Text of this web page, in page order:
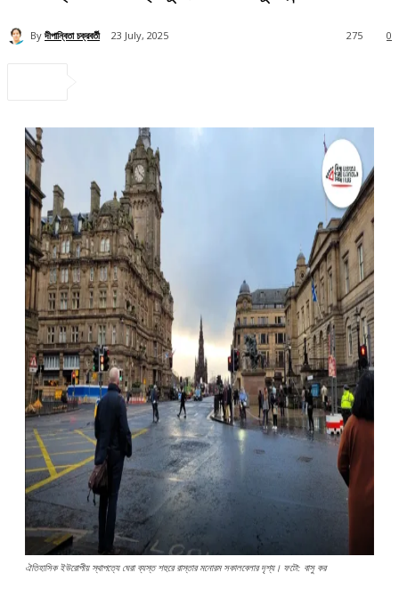
By দীপান্বিতা চক্রবর্তী 23 July, 2025 0
275
ঐতিহাসিক ইউরোপীয় স্থাপত্যে ঘেরা ব্যস্ত শহুরে রাস্তার মনোরম সকালবেলার দৃশ্য। ফটো: বাসু কর